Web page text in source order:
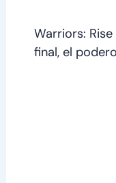
Warriors:
final, el